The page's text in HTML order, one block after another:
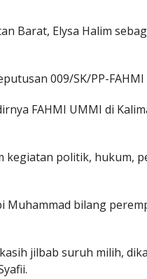
Barat, Elysa Halim
009/SK/PP-
FAHMI UMMI di
kegiatan politik, hukum,
Muhammad bilang
jilbab suruh milih,